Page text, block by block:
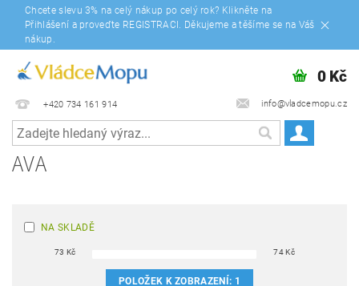
Chcete slevu 3% na celý nákup po celý rok? Klikněte na
Přihlášení a proveďte REGISTRACI. Děkujeme a těšíme se na Váš
nákup.
+420 734 161 914 info@vladcemopu.cz
0 Kč
AVA
NA SKLADĚ
73 Kč 74Kč
POLOŽEK K ZOBRAZENÍ: 1